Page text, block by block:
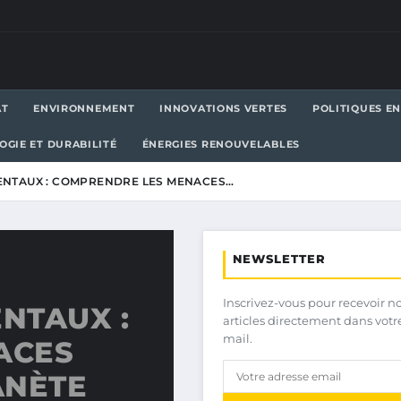
ENVIRONNEMENT INNOVATIONS VERTES POLITIQUES
ET DURABILITÉ ÉNERGIES RENOUVELABLES
: COMPRENDRE LES MENACES…
:
NEWSLETTER
Inscrivez-vous pour recevoir
articles directement dans
mail.